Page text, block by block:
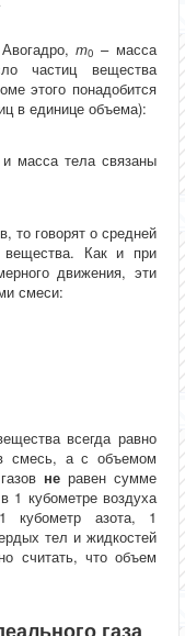
m0 – масса
частиц вещества
этого понадобится
в единице объема):
масса тела связаны
то говорят о средней
вещества. Как и при
движения, эти
смеси:
всегда равно
смесь, а с объемом
неравен сумме
1 кубометре воздуха
кубометр азота, 1
тел и жидкостей
считать, что объем
газа